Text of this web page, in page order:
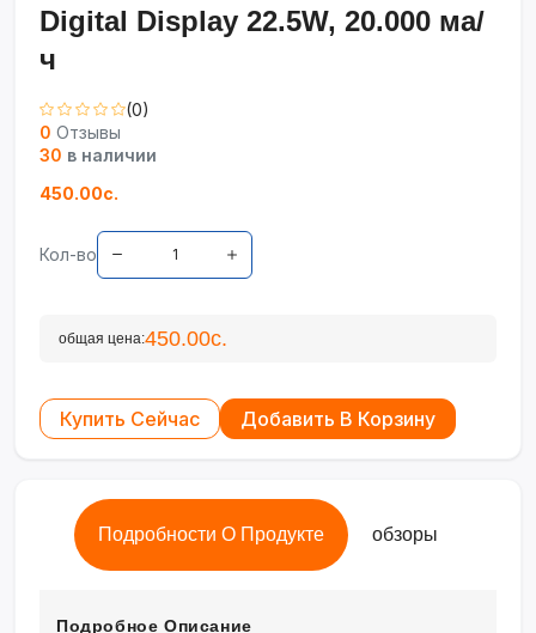
Digital Display 22.5W, 20.000 мa/
ч
(0)
0 Отзывы
30 в наличии
450.00с.
Кол-во
общая цена:450.00с.
Купить Сейчас Добавить В Корзину
Подробности О Продукте обзоры
Подробное Описание